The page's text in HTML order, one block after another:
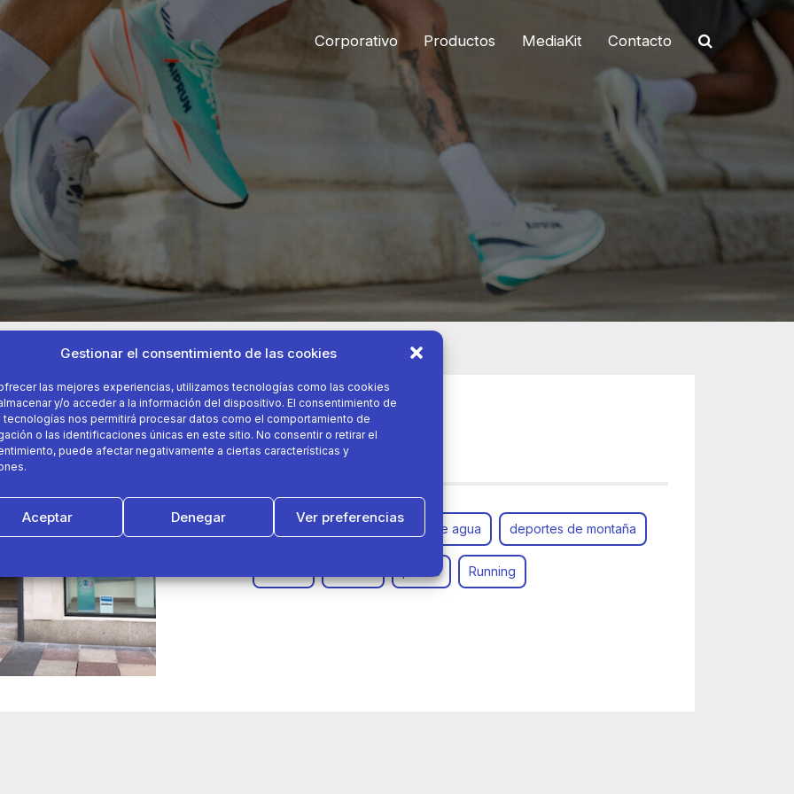
Gestionar el consentimiento de las cookies
las mejores experiencias, utilizamos tecnologías como las cookies
y/o acceder a la información del dispositivo. El consentimiento de
tecnologías nos permitirá procesar datos como el comportamiento de
o las identificaciones únicas en este sitio. No consentir o retirar el
puede afectar negativamente a ciertas características y
Aceptar Denegar Ver preferencias
Corporativo Productos MediaKit Contacto
09 de junio 2017
Apertura Decathlon City Oviedo
decathlon city Deportes de agua deportes de montaña
pilates Running